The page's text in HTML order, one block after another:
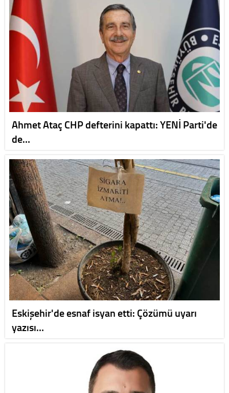
Ahmet Ataç CHP defterini kapattı: YENİ Parti'de
de…
Eskişehir'de esnaf isyan etti: Çözümü uyarı
yazısı…